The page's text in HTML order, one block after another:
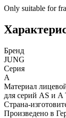
Only suitable for
Бренд
JUNG
Серия
A
Материал
для серий AS и A
Страна-
Произведено в